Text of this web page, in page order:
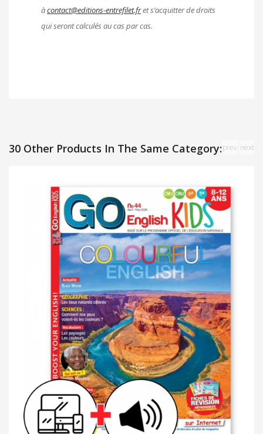
àcontact@editions-entrefilet.fret s’acquitter de droits
qui seront calculés au cas par cas.
30 Other Products In The Same Category:prev next